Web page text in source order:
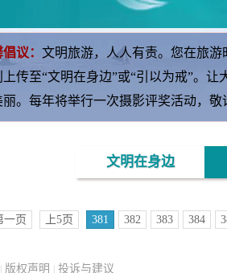
议： 文明旅游，人人有责。您在旅
上传至“文明在身边”或“引以为戒”。
丽。每年将举行一次摄影评奖活动，敬
文明在身边
一页 上5页 381 382 383 384
版权声明 投诉与建议